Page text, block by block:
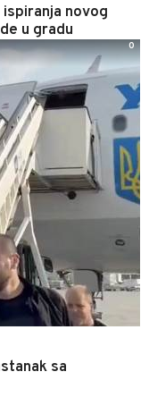
novog
u gradu
sa
0